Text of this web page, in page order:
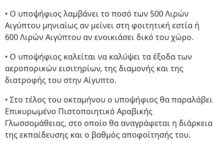
• Ο υποψήφιος λαμβάνει το ποσό των 500 Λιρών
Αιγύπτου μηνιαίως αν μείνει στη φοιτητική εστία ή
600 Λιρών Αιγύπτου αν ενοικιάσει δικό του χώρο.
• Ο υποψήφιος καλείται να καλύψει τα έξοδα των
αεροπορικών εισιτηρίων, της διαμονής και της
διατροφής του στην Αίγυπτο.
• Στο τέλος του οκταμήνου ο υποψήφιος θα παραλάβει
Επικυρωμένο Πιστοποιητικό Αραβικής
Γλωσσομάθειας, στο οποίο θα αναγράφεται η διάρκεια
της εκπαίδευσης και ο βαθμός αποφοίτησής του.